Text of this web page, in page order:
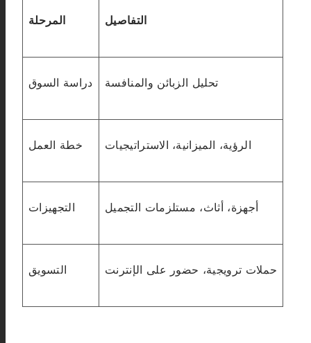
المرحلة التفاصيل
دراسة السوق تحليل الزبائن والمنافسة
خطة العمل الرؤية، الميزانية، الاستراتيجيات
التجهيزات أجهزة، أثاث، مستلزمات التجميل
التسويق حملات ترويجية، حضور على الإنترنت